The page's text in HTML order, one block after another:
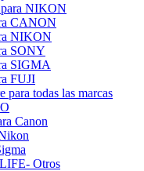
NIKON
CANON
NIKON
SONY
SIGMA
FUJI
para todas las marcas
Canon
Otros